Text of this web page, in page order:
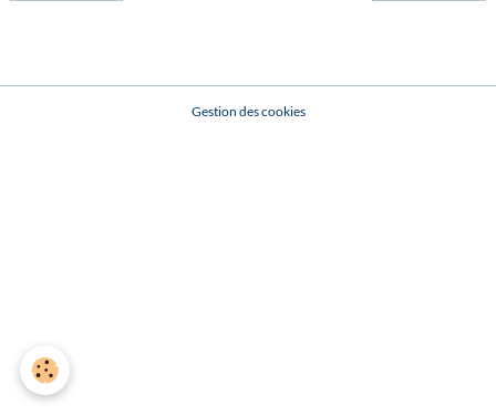
Gestion des cookies